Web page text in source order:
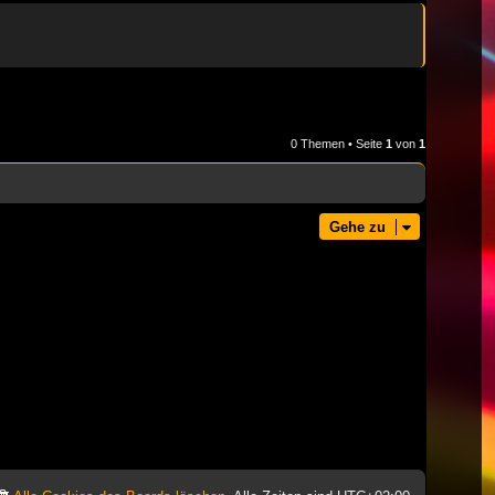
0 Themen • Seite 1 von 1
Gehe zu